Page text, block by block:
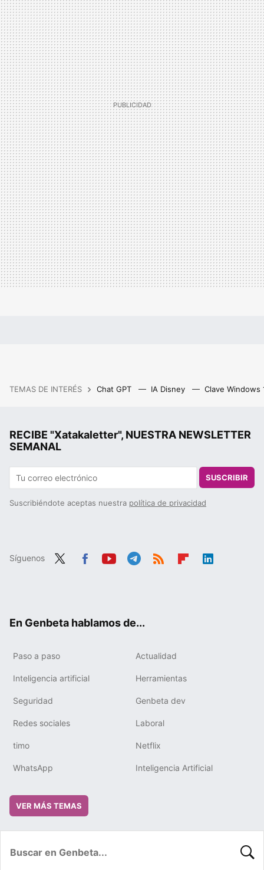
TEMAS DE INTERÉS Chat GPT IA Disney Clave Windows
RECIBE "Xatakaletter", NUESTRA NEWSLETTER
SEMANAL
SUSCRIBIR
Suscribiéndote aceptas nuestra política de privacidad
Síguenos
En Genbeta hablamos de...
Paso a paso Actualidad
Inteligencia artificial Herramientas
Seguridad Genbeta dev
Redes sociales Laboral
timo Netflix
WhatsApp Inteligencia Artificial
VER MÁS TEMAS